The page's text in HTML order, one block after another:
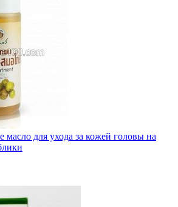
масло для ухода за кожей головы на